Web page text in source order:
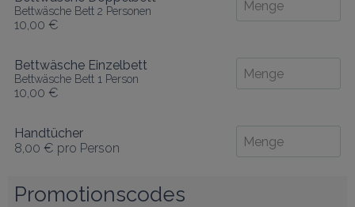
Bettwäsche Bett 2 Personen
10,00 €
Bettwäsche Einzelbett
Bettwäsche Bett 1 Person
10,00 €
Handtücher
8,00 € pro Person
Promotionscodes